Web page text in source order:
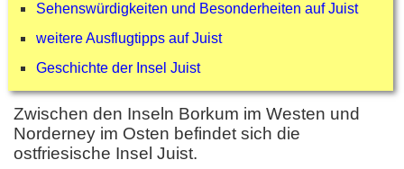
Sehenswürdigkeiten und Besonderheiten auf Juist
weitere Ausflugtipps auf Juist
Geschichte der Insel Juist
Zwischen den Inseln Borkum im Westen und
Norderney im Osten befindet sich die
ostfriesische Insel Juist.